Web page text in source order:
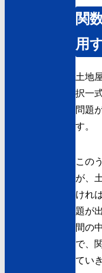
関
用
土地
択一
問題
す。
この
が、
けれ
題が
間の
で、
てい